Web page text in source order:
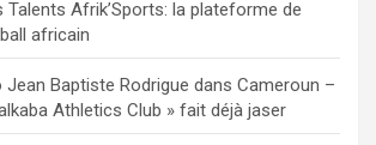
Talents Afrik’Sports: la plateforme de
africain
Baptiste Rodrigue dans Cameroun –
Athletics Club » fait déjà jaser